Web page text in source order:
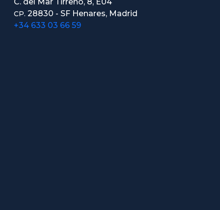
CP. 28830 - SF Henares, Madrid
+34 633 03 66 59